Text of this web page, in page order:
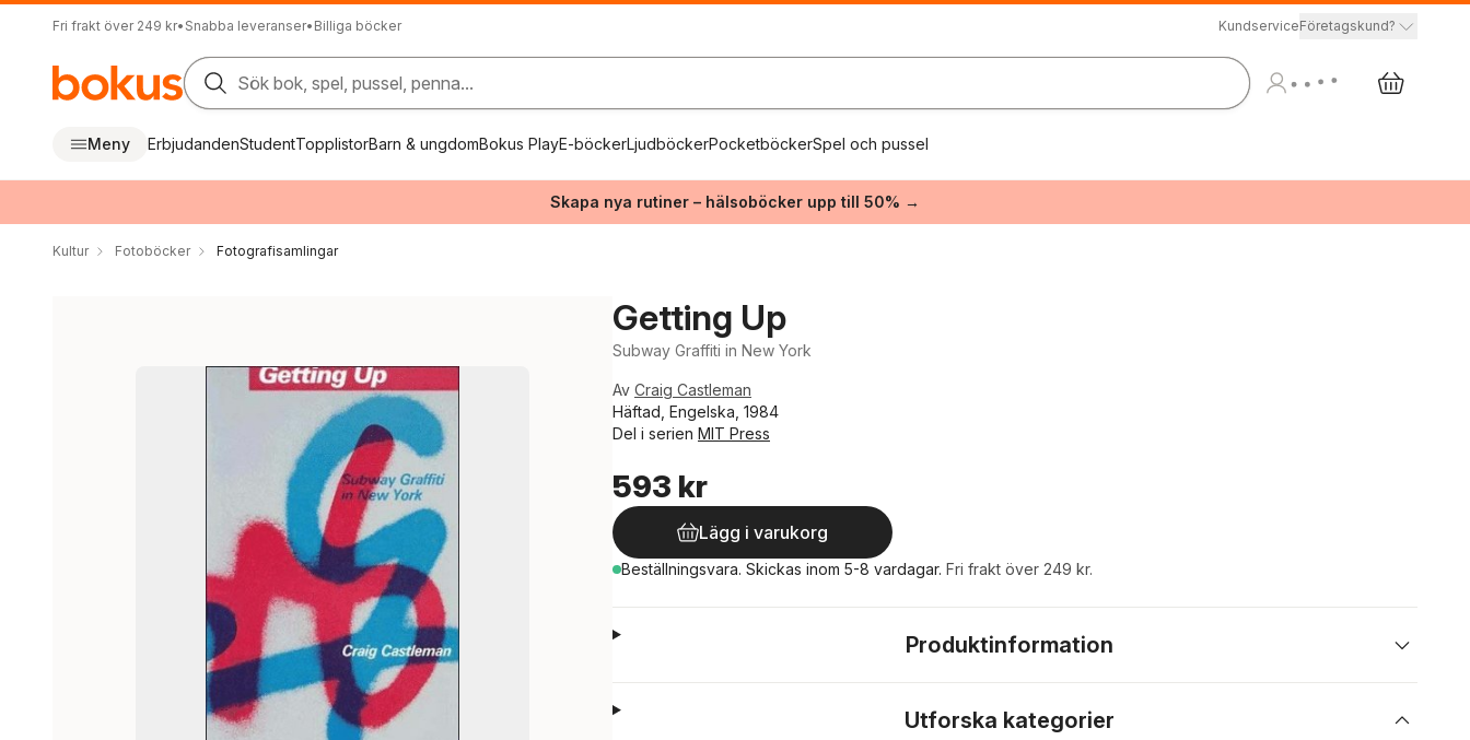
Fri frakt över 249 kr• Snabba leveranser• Billiga böcker KundserviceFöretagskund?
Sök bok, spel, pussel, penna...
Meny ErbjudandenStudentTopplistorBarn & ungdomBokus PlayE-böckerLjudböckerPocketböckerSpel och pussel
Skapa nya rutiner – hälsoböcker upp till 50% →
Kultur Fotoböcker Fotografisamlingar
Getting Up
Subway Graffiti in New York
Av Craig Castleman
Häftad, Engelska, 1984
Del i serien MIT Press
593 kr
Lägg i varukorg
Beställningsvara. Skickas inom 5-8 vardagar. Fri frakt över 249 kr.
Produktinformation
Utforska kategorier